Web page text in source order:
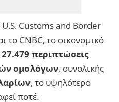
Customs and Border
το CNBC, το οικονομικό
27.479 περιπτώσεις
ομολόγων, συνολικής
, το υψηλότερο
ποτέ.